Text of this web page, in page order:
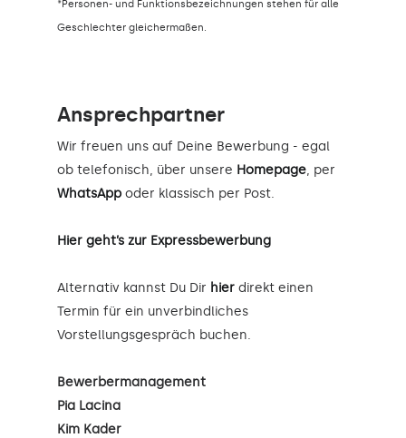
*Personen- und Funktionsbezeichnungen stehen für alle
Geschlechter gleichermaßen.
Ansprechpartner
Wir freuen uns auf Deine Bewerbung - egal
ob telefonisch, über unsere Homepage, per
WhatsApp oder klassisch per Post.
Hier geht’s zur Expressbewerbung
Alternativ kannst Du Dir hier direkt einen
Termin für ein unverbindliches
Vorstellungsgespräch buchen.
Bewerbermanagement
Pia Lacina
Kim Kader